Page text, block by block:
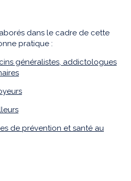
dans le cadre de cette
pratique :
généralistes, addictologues
de prévention et santé au